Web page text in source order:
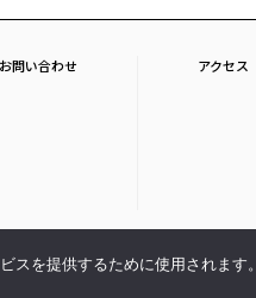
お問い合わせ アクセス
スを提供するために使用されます。